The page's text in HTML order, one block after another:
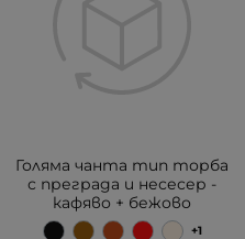
Голяма чанта тип торба
с преграда и несесер -
кафяво + бежово
+1